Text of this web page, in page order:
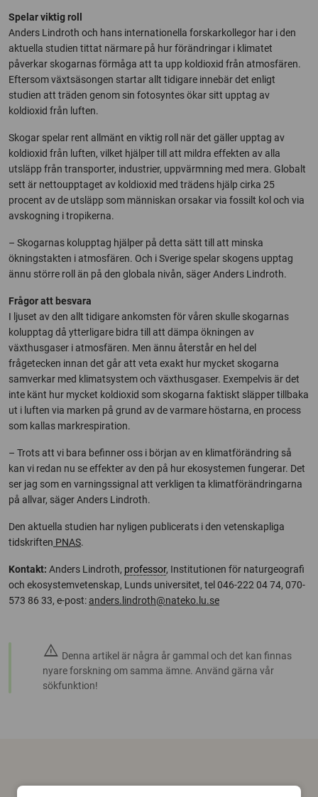
Spelar viktig roll
Anders Lindroth och hans internationella forskarkollegor har i den
aktuella studien tittat närmare på hur förändringar i klimatet
påverkar skogarnas förmåga att ta upp koldioxid från atmosfären.
Eftersom växtsäsongen startar allt tidigare innebär det enligt
studien att träden genom sin fotosyntes ökar sitt upptag av
koldioxid från luften.
Skogar spelar rent allmänt en viktig roll när det gäller upptag av
koldioxid från luften, vilket hjälper till att mildra effekten av alla
utsläpp från transporter, industrier, uppvärmning med mera. Globalt
sett är nettoupptaget av koldioxid med trädens hjälp cirka 25
procent av de utsläpp som människan orsakar via fossilt kol och via
avskogning i tropikerna.
– Skogarnas kolupptag hjälper på detta sätt till att minska
ökningstakten i atmosfären. Och i Sverige spelar skogens upptag
ännu större roll än på den globala nivån, säger Anders Lindroth.
Frågor att besvara
I ljuset av den allt tidigare ankomsten för våren skulle skogarnas
kolupptag då ytterligare bidra till att dämpa ökningen av
växthusgaser i atmosfären. Men ännu återstår en hel del
frågetecken innan det går att veta exakt hur mycket skogarna
samverkar med klimatsystem och växthusgaser. Exempelvis är det
inte känt hur mycket koldioxid som skogarna faktiskt släpper tillbaka
ut i luften via marken på grund av de varmare höstarna, en process
som kallas markrespiration.
– Trots att vi bara befinner oss i början av en klimatförändring så
kan vi redan nu se effekter av den på hur ekosystemen fungerar. Det
ser jag som en varningssignal att verkligen ta klimatförändringarna
på allvar, säger Anders Lindroth.
Den aktuella studien har nyligen publicerats i den vetenskapliga
tidskriften PNAS.
Kontakt: Anders Lindroth, professor, Institutionen för naturgeografi
och ekosystemvetenskap, Lunds universitet, tel 046-222 04 74, 070-
573 86 33, e-post:anders.lindroth@nateko.lu.se
warning Denna artikel är några år gammal och det kan finnas
nyare forskning om samma ämne. Använd gärna vår
sökfunktion!